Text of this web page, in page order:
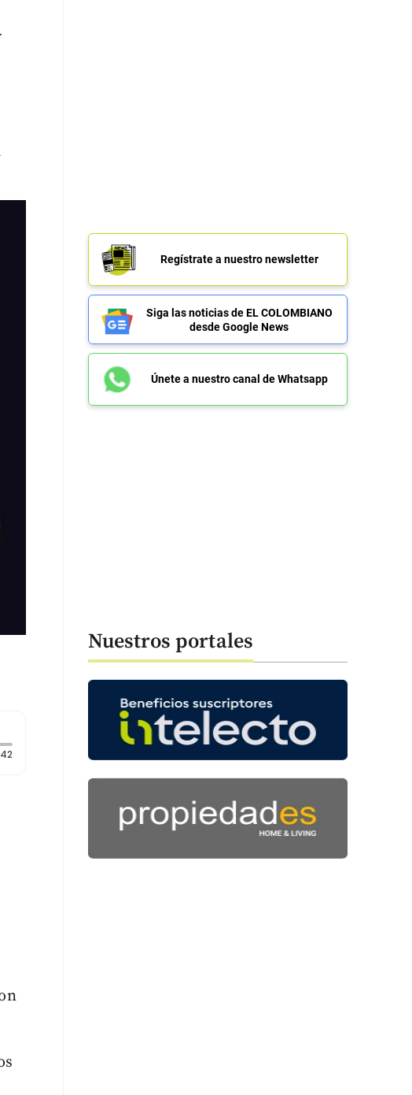
Duración: 42 segundos
Regístrate a nuestro newsletter
Siga las noticias de EL COLOMBIANO
desde Google News
Únete a nuestro canal de Whatsapp
Nuestros portales